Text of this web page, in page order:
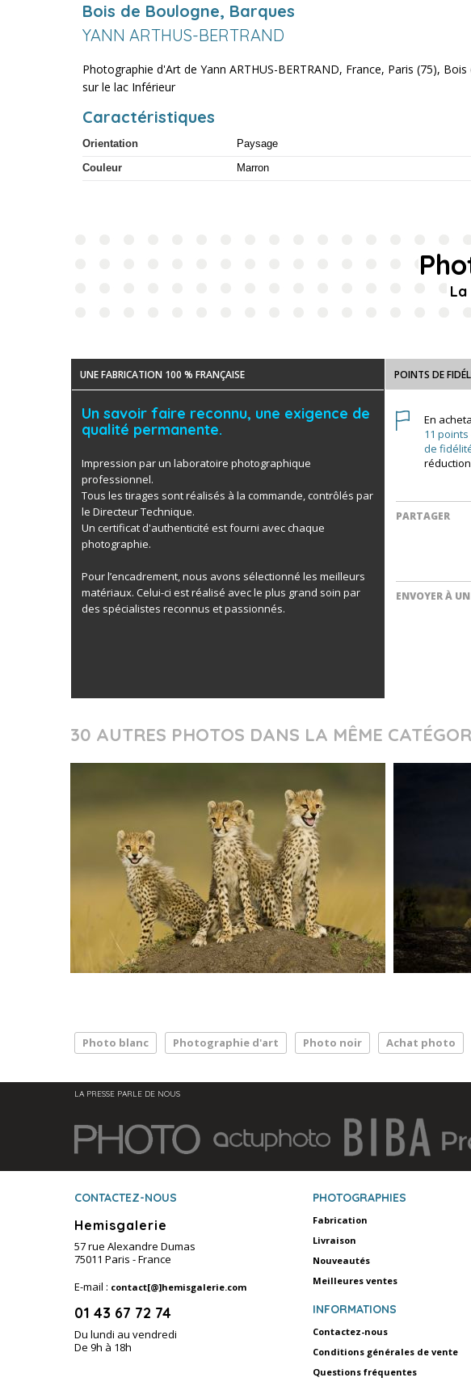
Bois de Boulogne, Barques
YANN ARTHUS-BERTRAND
Photographie d'Art de Yann ARTHUS-BERTRAND, France, Paris (75),
sur le lac Inférieur
Caractéristiques
Orientation
Paysage
Couleur
Marron
UNE FABRICATION 100 % FRANÇAISE
Un savoir faire reconnu, une exigence de
qualité permanente.
Impression par un laboratoire photographique
professionnel.
Tous les tirages sont réalisés à la commande, contrôlés par
le Directeur Technique.
Un certificat d'authenticité est fourni avec chaque
photographie.
Pour l’encadrement, nous avons sélectionné les meilleurs
matériaux. Celui-ci est réalisé avec le plus grand soin par
des spécialistes reconnus et passionnés.
POINTS DE
En
11 points
de
PARTAGER
ENVOYER À
30 AUTRES PHOTOS DANS LA MÊME
Photo blanc Photographie d'art Photo noir Achat photo
LA PRESSE PARLE DE NOUS
CONTACTEZ-NOUS
Hemisgalerie
57 rue Alexandre Dumas
75011 Paris - France
E-mail : contact[@]hemisgalerie.com
01 43 67 72 74
Du lundi au vendredi
De 9h à 18h
PHOTOGRAPHIES
Fabrication
Livraison
Nouveautés
Meilleures ventes
INFORMATIONS
Contactez-nous
Conditions générales de vente
Questions fréquentes